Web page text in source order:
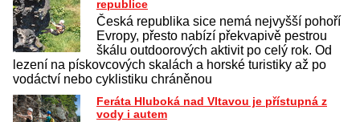
republice
Česká republika sice nemá nejvyšší pohoří
Evropy, přesto nabízí překvapivě pestrou
škálu outdoorových aktivit po celý rok. Od
lezení na pískovcových skalách a horské turistiky až po
vodáctví nebo cyklistiku chráněnou
Feráta Hluboká nad Vltavou je přístupná z
vody i autem